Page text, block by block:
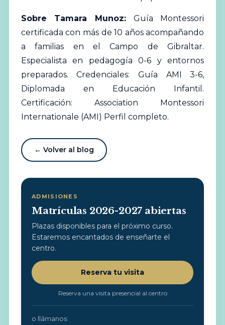
Sobre Tamara Munoz: Guía Montessori
certificada con más de 10 años acompañando
a familias en el Campo de Gibraltar.
Especialista en pedagogía 0-6 y entornos
preparados. Credenciales: Guía AMI 3-6,
Diplomada en Educación Infantil.
Certificación: Association Montessori
Internationale (AMI) Perfil completo.
← Volver al blog
ADMISIONES
Matrículas 2026-2027 abiertas
Plazas disponibles para el próximo curso.
Estaremos encantados de enseñarte el
centro.
Reserva tu visita
Reserva una visita presencial al centro
o llámanos: